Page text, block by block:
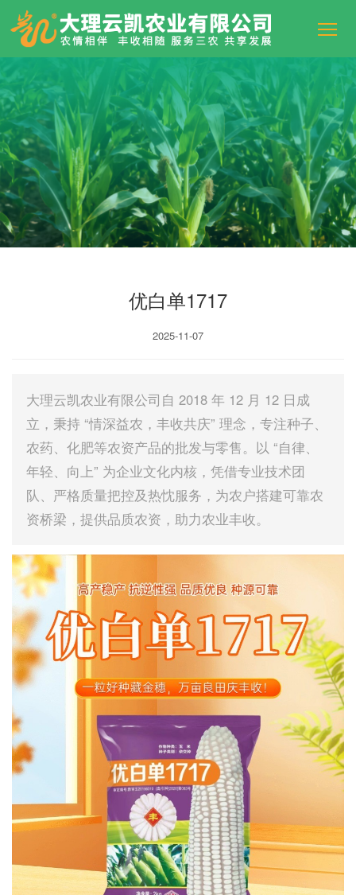
优白单1717
2025-11-07
大理云凯农业有限公司自 2018 年 12 月 12 日成
立，秉持 “情深益农，丰收共庆” 理念，专注种子、
农药、化肥等农资产品的批发与零售。以 “自律、
年轻、向上” 为企业文化内核，凭借专业技术团
队、严格质量把控及热忱服务，为农户搭建可靠农
资桥梁，提供品质农资，助力农业丰收。